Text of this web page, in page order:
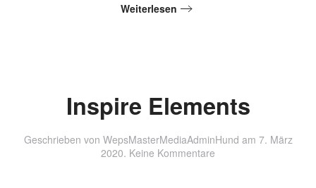
Weiterlesen
Inspire Elements
Geschrieben von WepsMasterMediaAdminHund am 7. März
2020. Keine Kommentare